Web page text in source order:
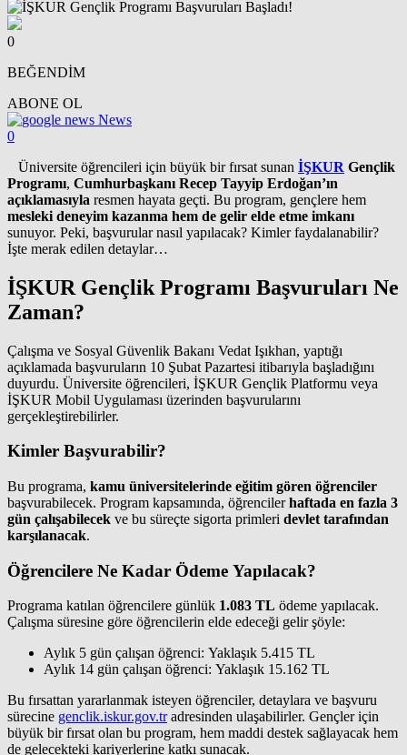
0
BEĞENDİM
ABONE OL
News
0
Üniversite öğrencileri için büyük bir fırsat sunan İŞKUR Gençlik
Programı, Cumhurbaşkanı Recep Tayyip Erdoğan’ın
açıklamasıyla resmen hayata geçti. Bu program, gençlere hem
mesleki deneyim kazanma hem de gelir elde etme imkanı
sunuyor. Peki, başvurular nasıl yapılacak? Kimler faydalanabilir?
İşte merak edilen detaylar…
ankara
escort
İŞKUR Gençlik Programı Başvuruları Ne
Zaman?
Çalışma ve Sosyal Güvenlik Bakanı Vedat Işıkhan, yaptığı
açıklamada başvuruların 10 Şubat Pazartesi itibarıyla başladığını
duyurdu. Üniversite öğrencileri, İŞKUR Gençlik Platformu veya
İŞKUR Mobil Uygulaması üzerinden başvurularını
gerçekleştirebilirler.
Kimler Başvurabilir?
Bu programa, kamu üniversitelerinde eğitim gören öğrenciler
başvurabilecek. Program kapsamında, öğrencilerhaftada en fazla 3
gün çalışabilecek ve bu süreçte sigorta primleri devlet tarafından
karşılanacak.
Öğrencilere Ne Kadar Ödeme Yapılacak?
Programa katılan öğrencilere günlük 1.083 TL ödeme yapılacak.
Çalışma süresine göre öğrencilerin elde edeceği gelir şöyle:
Aylık 5 gün çalışan öğrenci: Yaklaşık 5.415 TL
Aylık 14 gün çalışan öğrenci: Yaklaşık 15.162 TL
Bu fırsattan yararlanmak isteyen öğrenciler, detaylara ve başvuru
sürecine genclik.iskur.gov.tradresinden ulaşabilirler. Gençler için
büyük bir fırsat olan bu program, hem maddi destek sağlayacak hem
de gelecekteki kariyerlerine katkı sunacak.